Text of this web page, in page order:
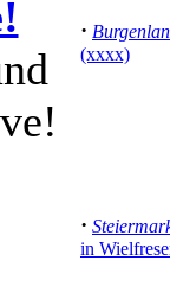
·
(xxxx)
·
in